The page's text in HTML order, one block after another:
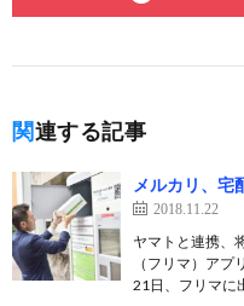
関連する記事
メルカリ、宅
2018.11.22
ヤマトと連携、
（フリマ）ア
21日、フリマに